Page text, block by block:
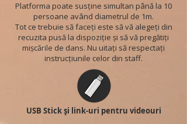
Platforma poate susține simultan până la 10
persoane având diametrul de 1m.
Tot ce trebuie să faceți este să vă alegeți din
recuzita pusă la dispoziție și să vă pregătiți
mișcările de dans. Nu uitați să respectați
instrucțiunile celor din staff.
USB Stick și link-uri pentru videouri